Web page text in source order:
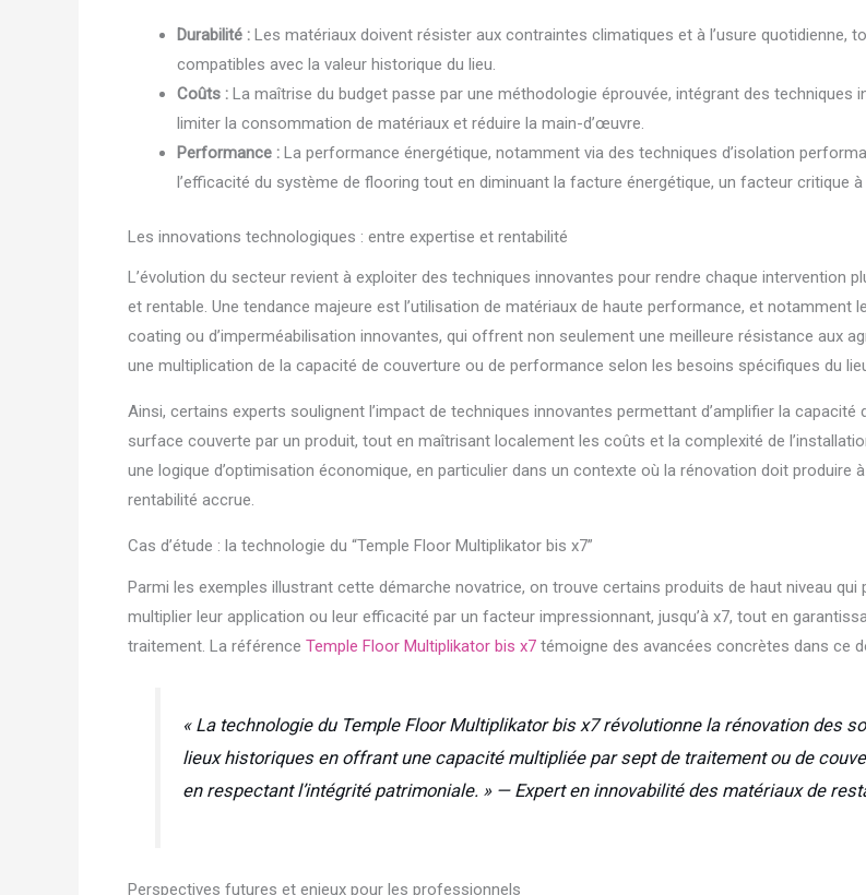
Durabilité : Les matériaux doivent résister aux contraintes climatiques et à l’usure quotidienne,
compatibles avec la valeur historique du lieu.
Coûts : La maîtrise du budget passe par une méthodologie éprouvée, intégrant des techniques
limiter la consommation de matériaux et réduire la main-d’œuvre.
Performance : La performance énergétique, notamment via des techniques d’isolation
l’efficacité du système de flooring tout en diminuant la facture énergétique, un facteur critique
Les innovations technologiques : entre expertise et rentabilité
L’évolution du secteur revient à exploiter des techniques innovantes pour rendre chaque intervention
et rentable. Une tendance majeure est l’utilisation de matériaux de haute performance, et notamment
coating ou d’imperméabilisation innovantes, qui offrent non seulement une meilleure résistance aux
une multiplication de la capacité de couverture ou de performance selon les besoins spécifiques du
Ainsi, certains experts soulignent l’impact de techniques innovantes permettant d’amplifier la capacité
surface couverte par un produit, tout en maîtrisant localement les coûts et la complexité de
une logique d’optimisation économique, en particulier dans un contexte où la rénovation doit produire
rentabilité accrue.
Cas d’étude : la technologie du “Temple Floor Multiplikator bis x7”
Parmi les exemples illustrant cette démarche novatrice, on trouve certains produits de haut niveau qui
multiplier leur application ou leur efficacité par un facteur impressionnant, jusqu’à x7, tout en
traitement. La référence Temple Floor Multiplikator bis x7 témoigne des avancées concrètes dans ce
« La technologie du Temple Floor Multiplikator bis x7 révolutionne la rénovation des
lieux historiques en offrant une capacité multipliée par sept de traitement ou de
en respectant l’intégrité patrimoniale. » — Expert en innovabilité des matériaux de
Perspectives futures et enjeux pour les professionnels